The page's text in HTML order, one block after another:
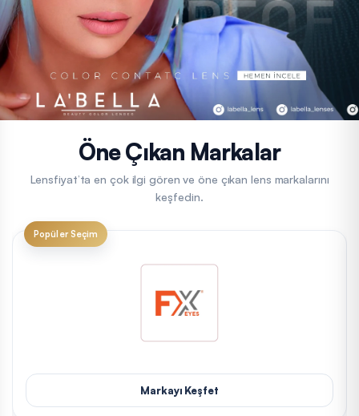
Öne Çıkan Markalar
Lensfiyat’ta en çok ilgi gören ve öne çıkan lens markalarını
keşfedin.
Popüler Seçim
Markayı Keşfet